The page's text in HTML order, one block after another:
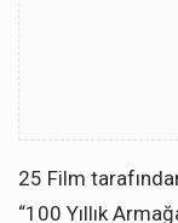
25 Film
“100 Yıllık